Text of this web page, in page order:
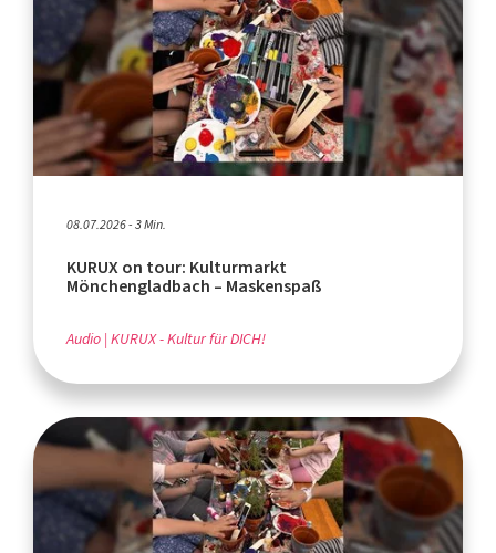
08.07.2026 - 3 Min.
KURUX on tour: Kulturmarkt
Mönchengladbach – Maskenspaß
Audio KURUX - Kultur für DICH!